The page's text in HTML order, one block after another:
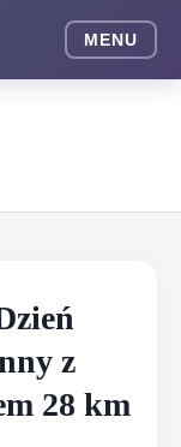
MENU
z
28 km